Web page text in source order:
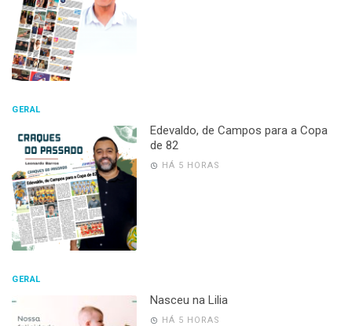
GERAL
Edevaldo, de Campos para a Copa
de 82
HÁ 5 HORAS
GERAL
Nasceu na Lilia
HÁ 5 HORAS